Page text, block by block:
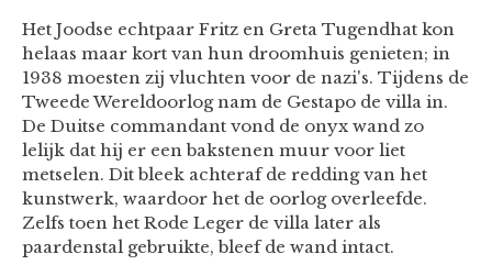
Het Joodse echtpaar Fritz en Greta Tugendhat kon
helaas maar kort van hun droomhuis genieten; in
1938 moesten zij vluchten voor de nazi's. Tijdens de
Tweede Wereldoorlog nam de Gestapo de villa in.
De Duitse commandant vond de onyx wand zo
lelijk dat hij er een bakstenen muur voor liet
metselen. Dit bleek achteraf de redding van het
kunstwerk, waardoor het de oorlog overleefde.
Zelfs toen het Rode Leger de villa later als
paardenstal gebruikte, bleef de wand intact.